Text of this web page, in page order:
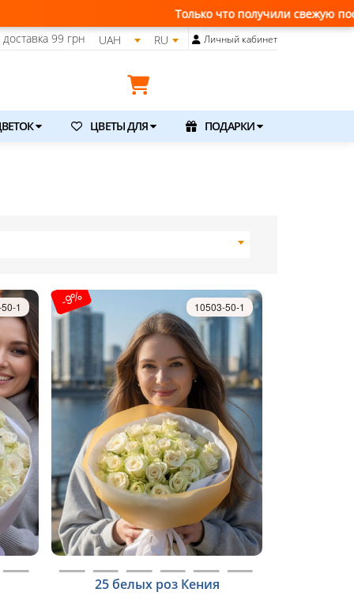
Только что получили свежую поставку цветов,
99 грн UAH RU Личный кабинет
ЦВЕТЫ ДЛЯ ПОДАРКИ
1 -9%
25 белых роз Кения
10503-50-1